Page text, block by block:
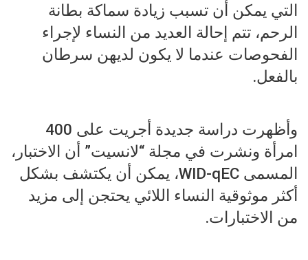
التي يمكن أن تسبب زيادة سماكة بطانة
الرحم، تتم إحالة العديد من النساء لإجراء
الفحوصات عندما لا يكون لديهن سرطان
بالفعل.
وأظهرت دراسة جديدة أجريت على 400
امرأة ونشرت في مجلة “لانسيت” أن الاختبار،
المسمى WID-qEC، يمكن أن يكتشف بشكل
أكثر موثوقية النساء اللائي يحتجن إلى مزيد
من الاختبارات.